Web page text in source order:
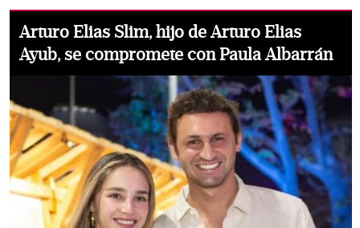
Arturo Elias Slim, hijo de Arturo Elias
Ayub, se compromete con Paula Albarrán